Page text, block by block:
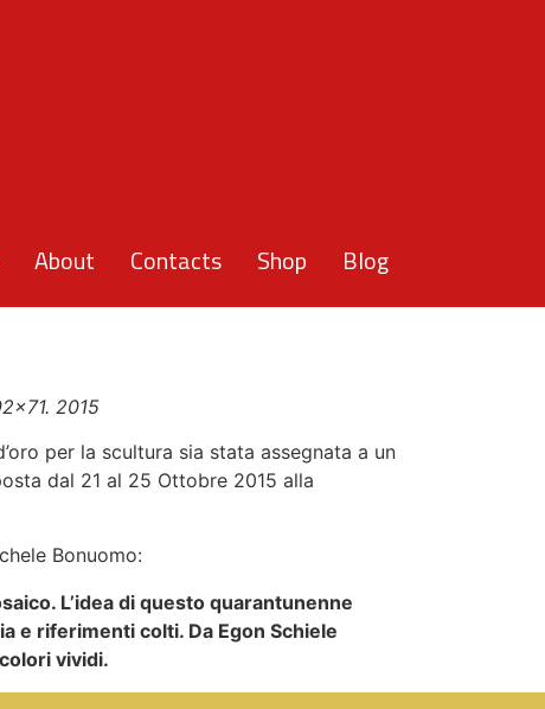
About Contacts Shop Blog
2015
per la scultura sia stata assegnata a un
dal 21 al 25 Ottobre 2015 alla
Bonuomo:
L’idea di questo quarantunenne
e riferimenti colti. Da Egon Schiele
vividi.